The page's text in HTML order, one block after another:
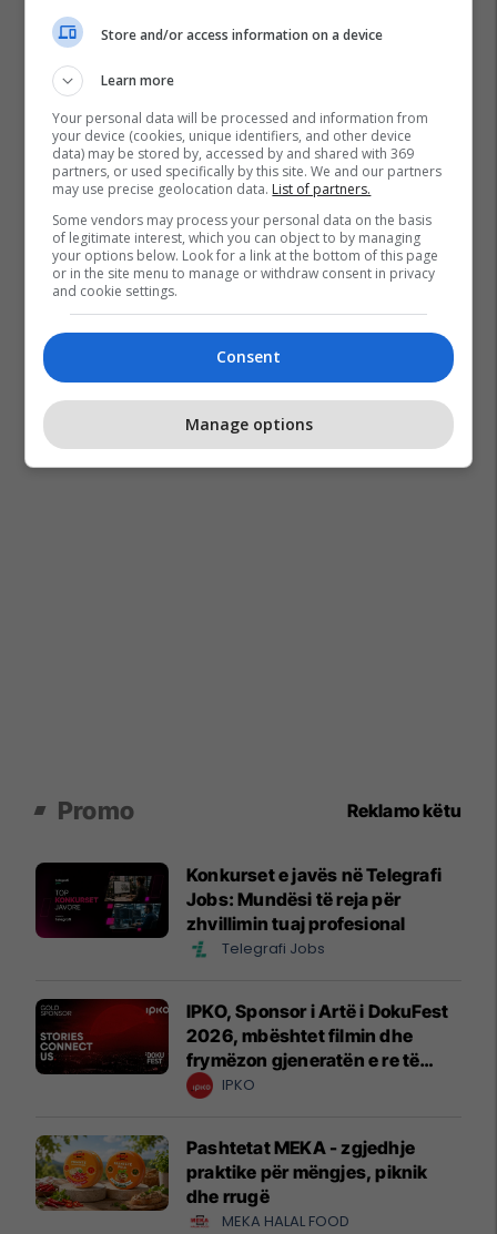
Nebih Shatri Pal Lekaj Bechtel Enke Prokuroria
Promo Reklamo këtu
Konkurset e javës në Telegrafi
Jobs: Mundësi të reja për
zhvillimin tuaj profesional
Telegrafi Jobs
IPKO, Sponsor i Artë i DokuFest
2026, mbështet filmin dhe
frymëzon gjeneratën e re të
krijuesve
IPKO
Pashtetat MEKA - zgjedhje
praktike për mëngjes, piknik
dhe rrugë
MEKA HALAL FOOD
Store and/or access information on a device
Learn more
Your personal data will be processed and information from
your device (cookies, unique identifiers, and other device
data) may be stored by, accessed by and shared with 369
partners, or used specifically by this site. We and our partners
may use precise geolocation data. List of partners.
Some vendors may process your personal data on the basis
of legitimate interest, which you can object to by managing
your options below. Look for a link at the bottom of this page
or in the site menu to manage or withdraw consent in privacy
and cookie settings.
Consent
Manage options